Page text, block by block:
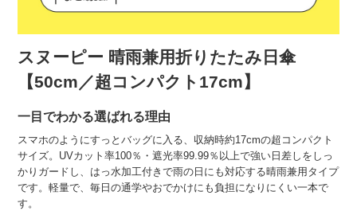
スヌーピー 晴雨兼用折りたたみ日傘
【50cm／超コンパクト17cm】
一目でわかる選ばれる理由
スマホのようにすっとバッグに入る、収納時約17cmの超コンパクト
サイズ。UVカット率100％・遮光率99.99％以上で強い日差しをしっ
かりガードし、はっ水加工付きで雨の日にも対応する晴雨兼用タイプ
です。軽量で、毎日の通学やおでかけにも負担になりにくい一本で
す。